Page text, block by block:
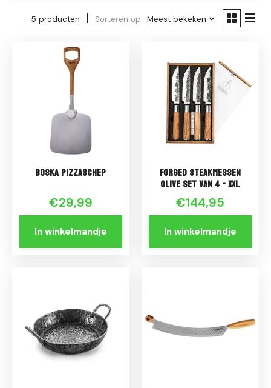
5 producten Sorteren op Meest bekeken
Boska Pizzaschep
€29,99
In winkelmandje
Forged Steakmessen
Olive Set van 4 - XXL
€144,95
In winkelmandje